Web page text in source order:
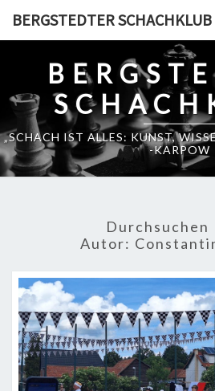
BERGSTEDTER SCHACHKLUB
„SCHACH IST ALLES: KUNST,
-KARPOW
Durchsuchen
Autor: